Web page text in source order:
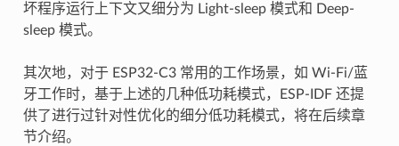
坏程序运行上下文又细分为 Light-sleep 模式和 Deep-
sleep 模式。
其次地，对于 ESP32-C3 常用的工作场景，如 Wi-Fi/蓝
牙工作时，基于上述的几种低功耗模式，ESP-IDF 还提
供了进行过针对性优化的细分低功耗模式，将在后续章
节介绍。